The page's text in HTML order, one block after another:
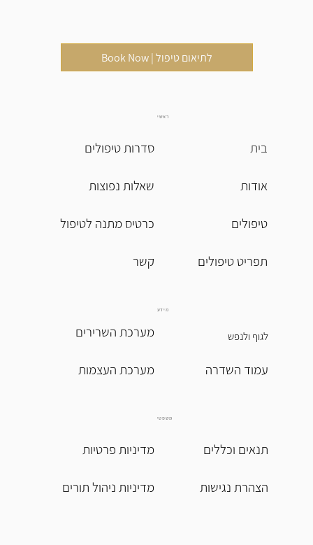
Book Now | לתיאום טיפול
סדרות טיפולים
שאלות נפוצות
כרטיס מתנה לטיפול
מערכת השרירים
מערכת העצמות
מדיניות פרטיות
מדיניות ניהול תורים
ראשי
בית
אודות
טיפולים
תפריט טיפולים
מידע
לגוף ולנפש
עמוד השדרה
משפטי
תנאים וכללים
הצהרת נגישות